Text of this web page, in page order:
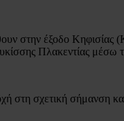
στην έξοδο
Πλακεντίας μέσω
στη σχετική σήμανση